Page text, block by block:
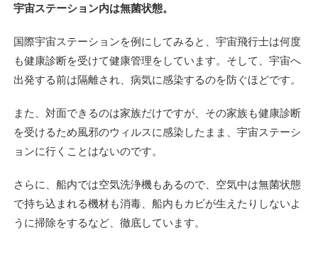
宇宙ステーション内は無菌状態。
国際宇宙ステーションを例にしてみると、宇宙飛行士は何度
も健康診断を受けて健康管理をしています。そして、宇宙へ
出発する前は隔離され、病気に感染するのを防ぐほどです。
また、対面できるのは家族だけですが、その家族も健康診断
を受けるため風邪のウィルスに感染したまま、宇宙ステーシ
ョンに行くことはないのです。
さらに、船内では空気洗浄機もあるので、空気中は無菌状態
で持ち込まれる機材も消毒、船内もカビが生えたりしないよ
うに掃除をするなど、徹底しています。